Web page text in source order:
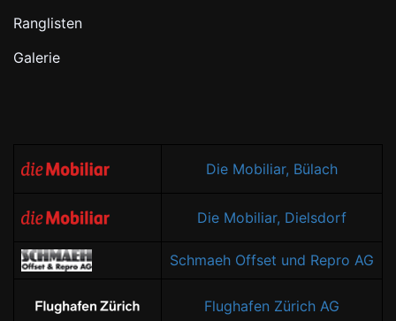
Ranglisten
Galerie
Die Mobiliar, Bülach
Die Mobiliar, Dielsdorf
Schmaeh Offset und Repro AG
Flughafen Zürich AG